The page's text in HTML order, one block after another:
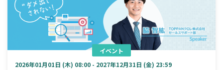
イベント
2026年01月01日 (木) 08:00 - 2027年12月31日 (金) 23:59